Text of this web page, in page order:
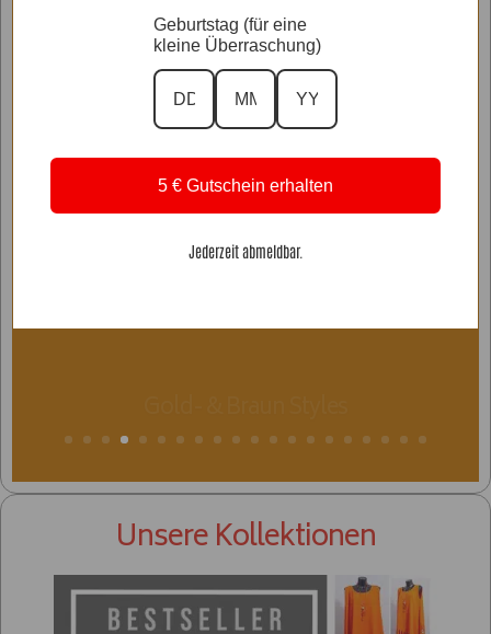
Unsere Kollektionen
Geburtstag (für eine
kleine Überraschung)
5 € Gutschein erhalten
Jederzeit abmeldbar.